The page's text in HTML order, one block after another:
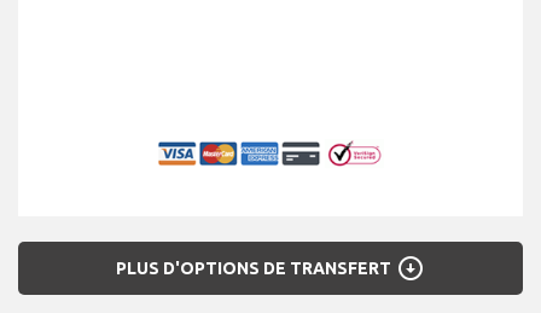
PLUS D'OPTIONS DE TRANSFERT arrow_circle_down